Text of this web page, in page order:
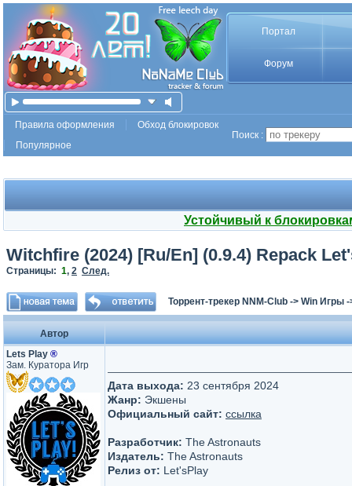
Портал
Форум
Правила оформления
Обход блокировок
Популярное
Поиск :
Устойчивый к
Witchfire (2024) [Ru/En] (0.9.4) Repack
Страницы: 1, 2 След.
Торрент-трекер NNM-Club -> Win Игры
Автор
Lets Play ®
Зам. Куратора Игр
Дата выхода: 23 сентября 2024
Жанр: Экшены
Официальный сайт: ссылка
Разработчик: The Astronauts
Издатель: The Astronauts
Релиз от: Let'sРlay